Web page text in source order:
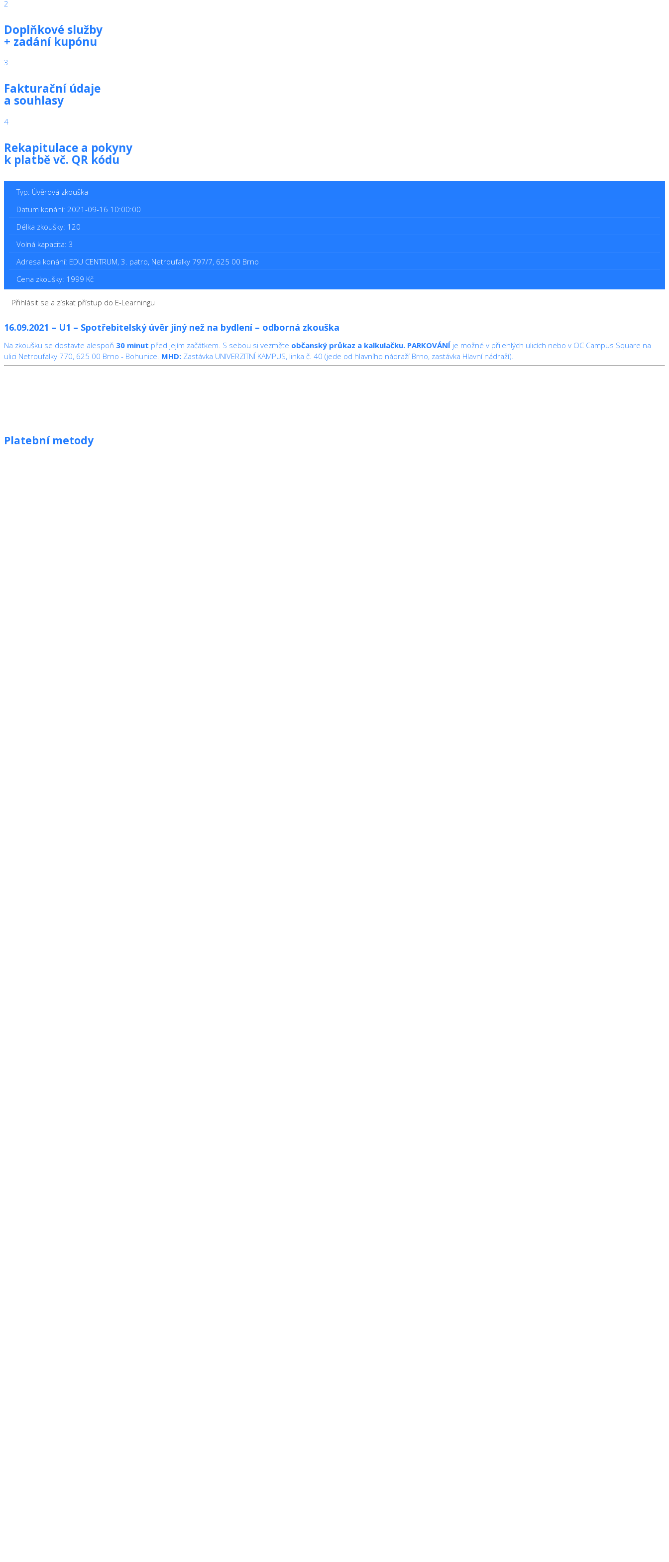
2
Doplňkové služby
+ zadání kupónu
3
Fakturační údaje
a souhlasy
4
Rekapitulace a pokyny
k platbě vč. QR kódu
Typ: Úvěrová zkouška
Datum konání: 2021-09-16 10:00:00
Délka zkoušky: 120
Volná kapacita: 3
Adresa konání: EDU CENTRUM, 3. patro, Netroufalky 797/7, 625 00 Brno
Cena zkoušky: 1999 Kč
Přihlásit se a získat přístup do E-Learningu
16.09.2021 – U1 – Spotřebitelský úvěr jiný než na bydlení – odborná zkouška
Na zkoušku se dostavte alespoň 30 minut před jejím začátkem. S sebou si vezměte občanský průkaz a kalkulačku. PARKOVÁNÍ je možné v přilehlých ulicích nebo v OC Campus Square na
ulici Netroufalky 770, 625 00 Brno - Bohunice. MHD: Zastávka UNIVERZITNÍ KAMPUS, linka č. 40 (jede od hlavního nádraží Brno, zastávka Hlavní nádraží).
Platební metody